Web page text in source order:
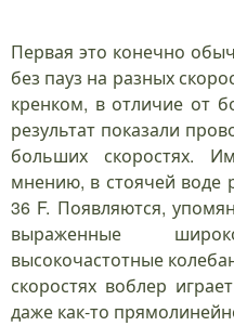
Первая это конечно
без пауз на разных
кренком, в отличие от
результат показали
больших скоростях.
мнению, в стоячей воде
36 F. Появляются,
выраженные
высокочастотные
скоростях воблер
даже как-то